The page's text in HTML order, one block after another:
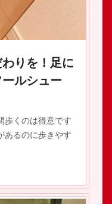
りを！足に
ルシュー
歩くのは得意です
あるのに歩きやす